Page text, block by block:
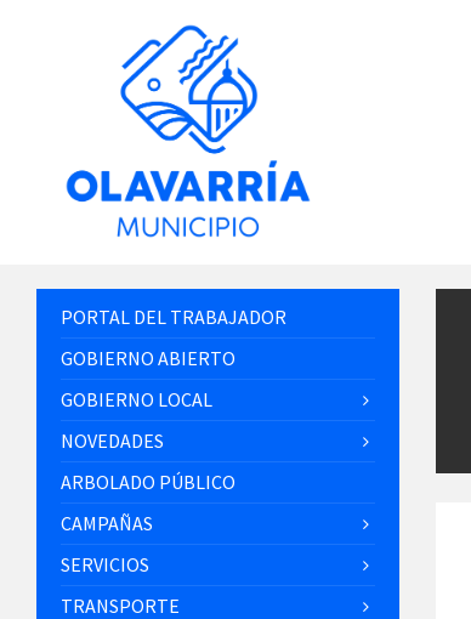
PORTAL DEL TRABAJADOR
GOBIERNO ABIERTO
GOBIERNO LOCAL
NOVEDADES
ARBOLADO PÚBLICO
CAMPAÑAS
SERVICIOS
TRANSPORTE